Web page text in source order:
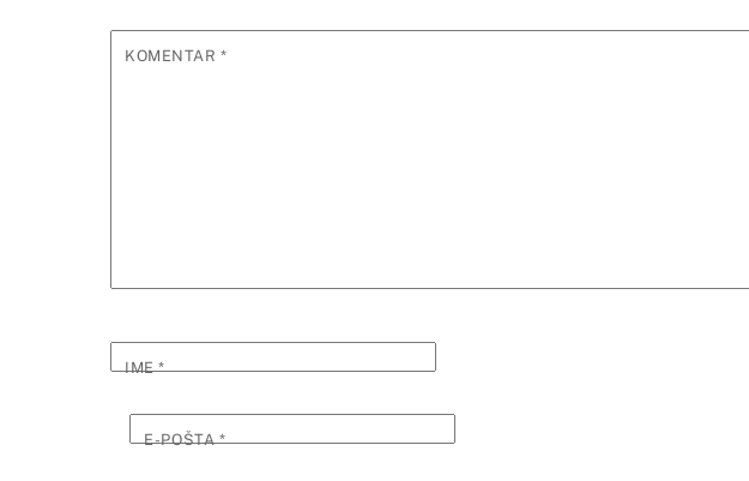
KOMENTAR *
IME*
E-POŠTA*